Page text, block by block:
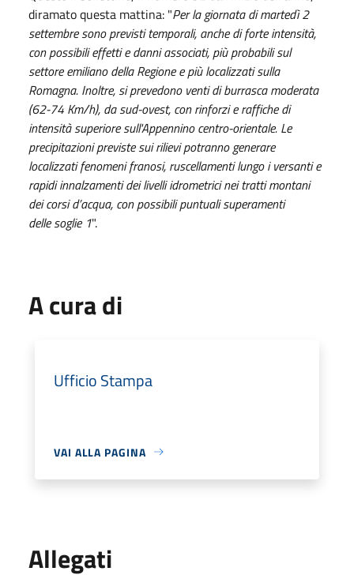
diramato questa mattina: "Per la giornata di martedì 2
settembre sono previsti temporali, anche di forte intensità,
con possibili effetti e danni associati, più probabili sul
settore emiliano della Regione e più localizzati sulla
Romagna. Inoltre, si prevedono venti di burrasca moderata
(62-74 Km/h), da sud-ovest, con rinforzi e raffiche di
intensità superiore sull'Appennino centro-orientale. Le
precipitazioni previste sui rilievi potranno generare
localizzati fenomeni franosi, ruscellamenti lungo i versanti e
rapidi innalzamenti dei livelli idrometrici nei tratti montani
dei corsi d’acqua, con possibili puntuali superamenti
delle soglie 1".
A cura di
Ufficio Stampa
VAI ALLA PAGINA
Allegati